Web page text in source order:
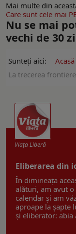
Mai multe din
Care sunt cele mai
Nu se mai
vechi de 30
Sunteți aici: Acasă
La trecerea
Viaţa Liberă
Eliberarea din
În dimineața
alături, am avut
calendar și am
aproape la șapte
și eliberator: abia